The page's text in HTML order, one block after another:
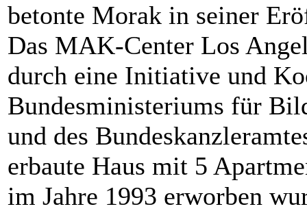
betonte Morak in seiner
Das MAK-Center Los
durch eine Initiative und
Bundesministeriums für
und des
erbaute Haus mit 5
im Jahre 1993 erworben